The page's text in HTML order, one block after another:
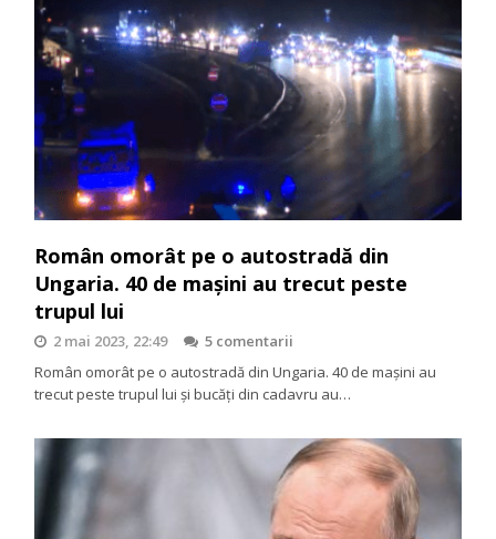
Român omorât pe o autostradă din
Ungaria. 40 de mașini au trecut peste
trupul lui
2 mai 2023, 22:49
5 comentarii
Român omorât pe o autostradă din Ungaria. 40 de mașini au
trecut peste trupul lui și bucăți din cadavru au…